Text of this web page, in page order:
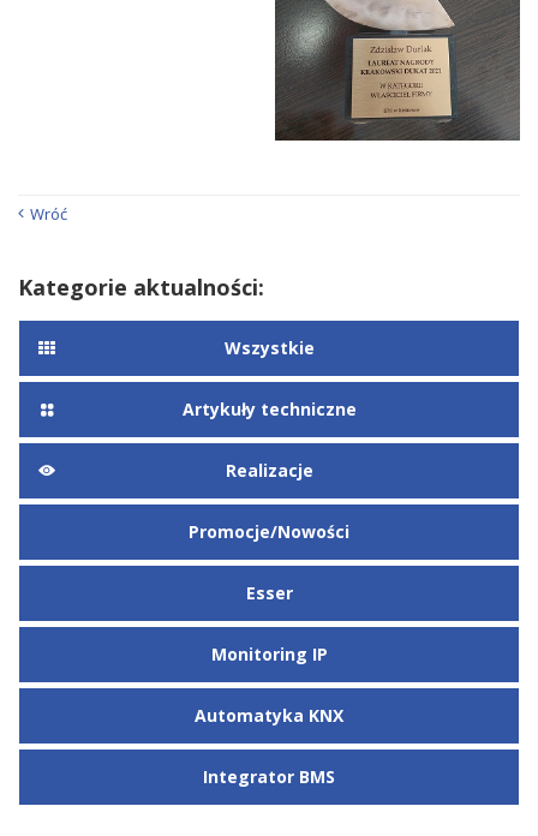
Wróć
Kategorie aktualności:
Wszystkie
Artykuły techniczne
Realizacje
Promocje/Nowości
Esser
Monitoring IP
Automatyka KNX
Integrator BMS